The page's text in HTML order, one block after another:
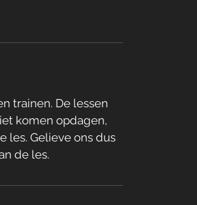
trainen. De lessen
komen opdagen,
les. Gelieve ons dus
de les.